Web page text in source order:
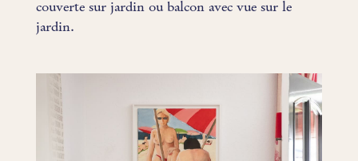
couverte sur jardin ou balcon avec vue sur le
jardin.